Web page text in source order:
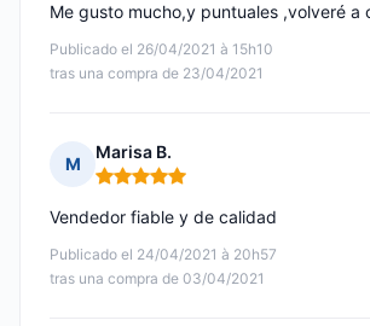
Publicado el 26/04/2021 à 15h10
tras una compra de 23/04/2021
Me gusto mucho,y puntuales ,volveré a
M
Marisa B.
Nota: 5 de 5
Publicado el 24/04/2021 à 20h57
tras una compra de 03/04/2021
Vendedor fiable y de calidad